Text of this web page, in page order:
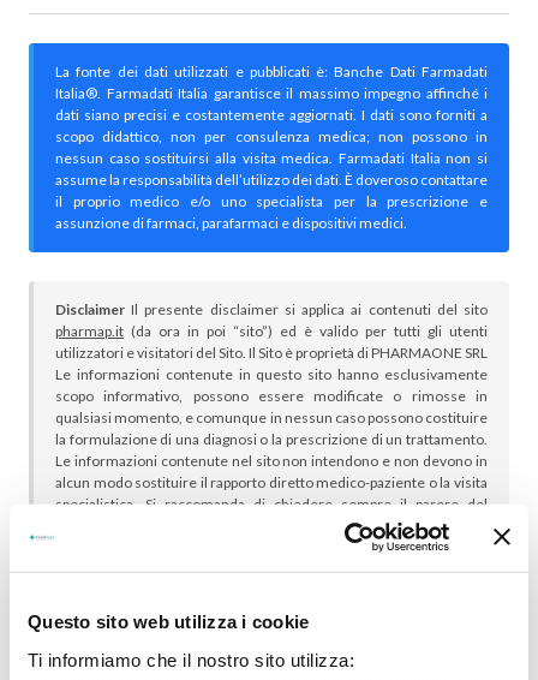
Questo sito web utilizza i cookie
Ti informiamo che il nostro sito utilizza:
La fonte dei dati utilizzati e pubblicati è: Banche Dati Farmadati
Italia®. Farmadati Italia garantisce il massimo impegno affinché i
dati siano precisi e costantemente aggiornati. I dati sono forniti a
scopo didattico, non per consulenza medica; non possono in
nessun caso sostituirsi alla visita medica. Farmadati Italia non si
assume la responsabilità dell’utilizzo dei dati. È doveroso contattare
il proprio medico e/o uno specialista per la prescrizione e
assunzione di farmaci, parafarmaci e dispositivi medici.
Disclaimer Il presente disclaimer si applica ai contenuti del sito
pharmap.it (da ora in poi “sito”) ed è valido per tutti gli utenti
utilizzatori e visitatori del Sito. Il Sito è proprietà di PHARMAONE SRL
Le informazioni contenute in questo sito hanno esclusivamente
scopo informativo, possono essere modificate o rimosse in
qualsiasi momento, e comunque in nessun caso possono costituire
la formulazione di una diagnosi o la prescrizione di un trattamento.
Le informazioni contenute nel sito non intendono e non devono in
alcun modo sostituire il rapporto diretto medico-paziente o la visita
specialistica. Si raccomanda di chiedere sempre il parere del
proprio medico curante e/o di specialisti riguardo qualsiasi
indicazione riportata. Se si hanno dubbi o quesiti sull’uso di un
medicinale è necessario consultare il proprio medico.